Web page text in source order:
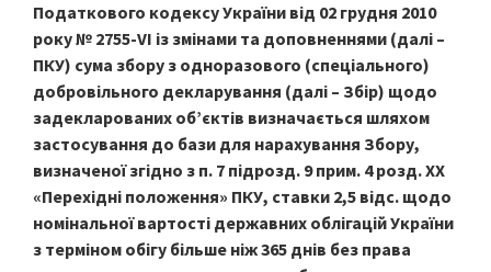
Податкового кодексу України від 02 грудня 2010
року № 2755-VI із змінами та доповненнями (далі –
ПКУ) сума збору з одноразового (спеціального)
добровільного декларування (далі – Збір) щодо
задекларованих об’єктів визначається шляхом
застосування до бази для нарахування Збору,
визначеної згідно з п. 7 підрозд. 9 прим. 4 розд. XX
«Перехідні положення» ПКУ, ставки 2,5 відс. щодо
номінальної вартості державних облігацій України
з терміном обігу більше ніж 365 днів без права